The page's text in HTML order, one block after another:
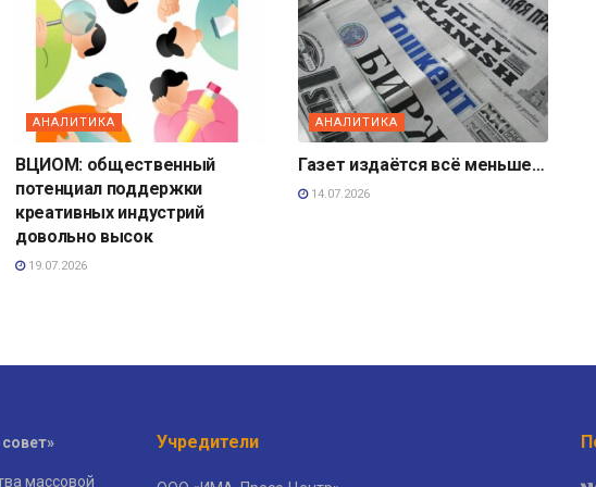
АНАЛИТИКА
ВЦИОМ: общественный
потенциал поддержки
креативных индустрий
довольно высок
19.07.2026
АНАЛИТИКА
Газет издаётся всё меньше…
14.07.2026
массовой
Учредители